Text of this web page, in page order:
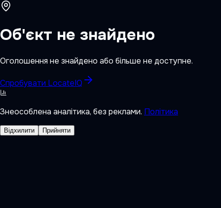
Об'єкт не знайдено
Оголошення не знайдено або більше не доступне.
Спробувати LocateIQ
Знеособлена аналітика, без реклами. Політика
Відхилити Прийняти